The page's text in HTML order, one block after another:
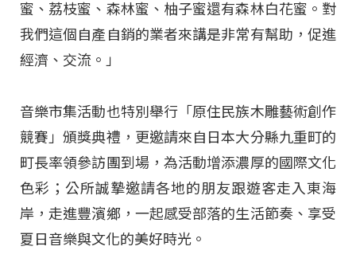
蜜、荔枝蜜、森林蜜、柚子蜜還有森林白花蜜。對
我們這個自產自銷的業者來講是非常有幫助，促進
經濟、交流。」
音樂市集活動也特別舉行「原住民族木雕藝術創作
競賽」頒獎典禮，更邀請來自日本大分縣九重町的
町長率領參訪團到場，為活動增添濃厚的國際文化
色彩；公所誠摯邀請各地的朋友跟遊客走入東海
岸，走進豐濱鄉，一起感受部落的生活節奏、享受
夏日音樂與文化的美好時光。